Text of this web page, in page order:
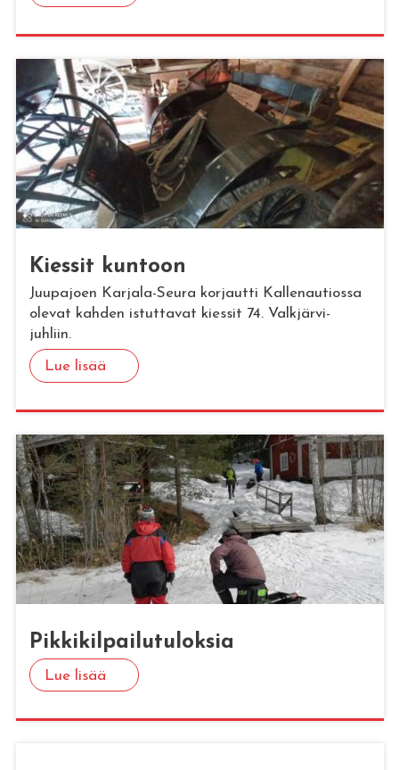
Kies­sit kun­toon
Juupajoen Karjala-Seura korjautti Kallenautiossa
olevat kahden istuttavat kiessit 74. Valkjärvi-
juhliin.
Lue lisää
Pik­ki­kil­pai­lu­tu­lok­sia
Lue lisää